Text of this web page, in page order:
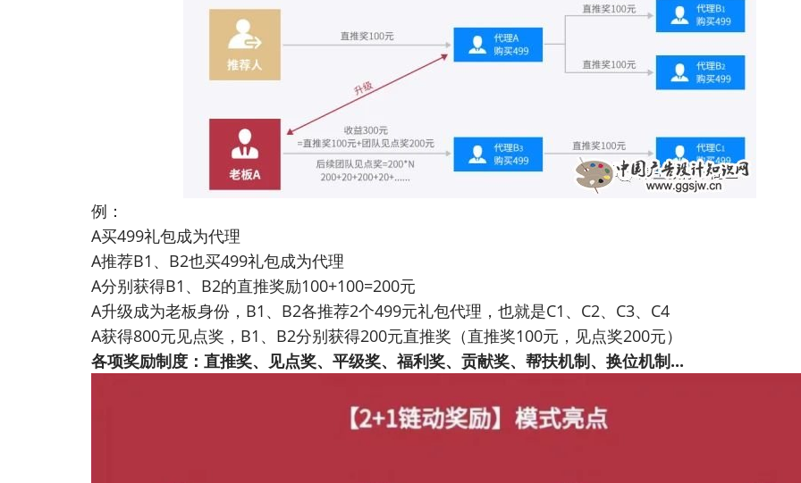
例：
A买499礼包成为代理
A推荐B1、B2也买499礼包成为代理
A分别获得B1、B2的直推奖励100+100=200元
A升级成为老板身份，B1、B2各推荐2个499元礼包代理，也就是C1、C2、C3、C4
A获得800元见点奖，B1、B2分别获得200元直推奖（直推奖100元，见点奖200元）
各项奖励制度：直推奖、见点奖、平级奖、福利奖、贡献奖、帮扶机制、换位机制...